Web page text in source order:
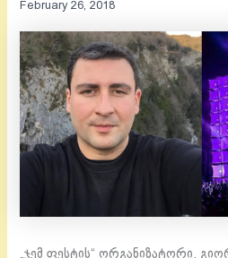
February 26, 2018
„ჯემ ფესტის“ ორგანიზატორი,